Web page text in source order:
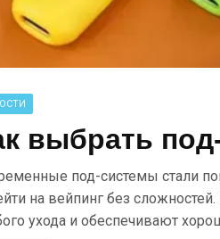
выбрать
под-системы стали
на вейпинг без
ухода и обеспечивают